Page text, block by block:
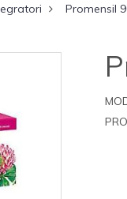
Promensil